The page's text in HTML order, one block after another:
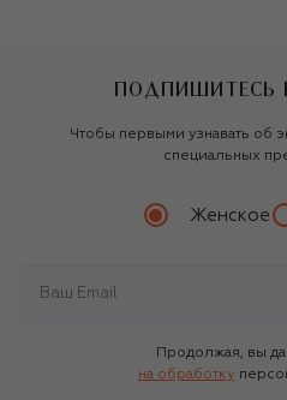
ПОДПИШИТЕСЬ
Чтобы первыми узнавать об
специальных
Женское
Продолжая, вы
на обработку